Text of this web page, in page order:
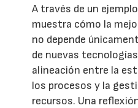
A través de un
muestra cómo la
no depende
de nuevas
alineación entre la
los procesos y la
recursos. Una